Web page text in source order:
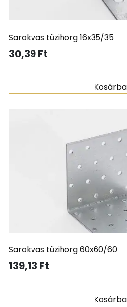
Sarokvas tüzihorg 16x35/35
30,39Ft
Kosárba
Sarokvas tüzihorg 60x60/60
139,13 Ft
Kosárba